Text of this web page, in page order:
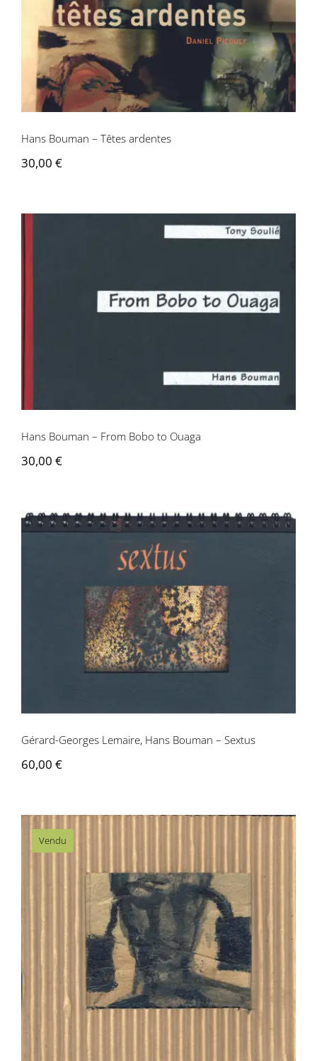
Hans Bouman – Têtes ardentes
30,00 €
Hans Bouman – From Bobo to Ouaga
Hans Bouman – From Bobo to Ouaga
30,00 €
Gérard-Georges Lemaire, Hans Bouman
– Sextus
Gérard-Georges Lemaire, Hans Bouman – Sextus
60,00 €
Vendu
Hans Bouman – Sans titre